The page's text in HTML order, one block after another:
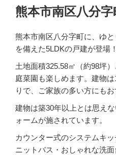
熊本市南区八分
熊本市南区八分字町に、ゆ
を備えた5LDKの戸建が登場！
土地面積325.58㎡（約98坪
庭菜園も楽しめます。建物
りで、ご家族の多い方にもお
建物は築30年以上とは思え
ォームが施されています。
カウンター式のシステムキ
ニットバス・おしゃれな洗